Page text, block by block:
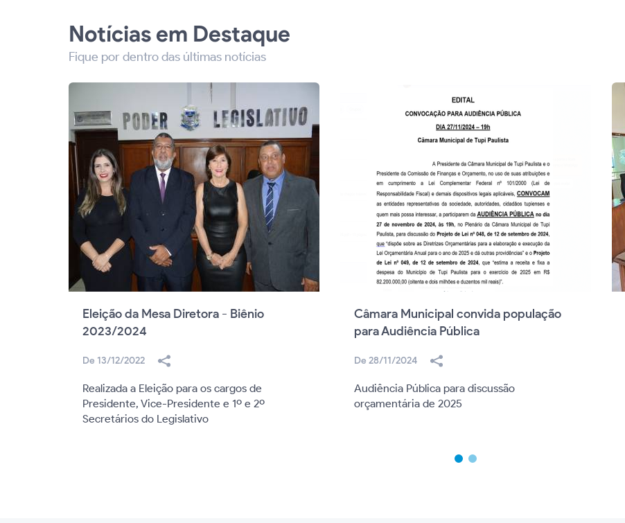
Notícias em Destaque
Fique por dentro das últimas notícias
Eleição da Mesa Diretora - Biênio
2023/2024
De 13/12/2022
Realizada a Eleição para os cargos de
Presidente, Vice-Presidente e 1º e 2º
Secretários do Legislativo
Câmara Municipal convida população
para Audiência Pública
De 28/11/2024
Audiência Pública para discussão
orçamentária de 2025